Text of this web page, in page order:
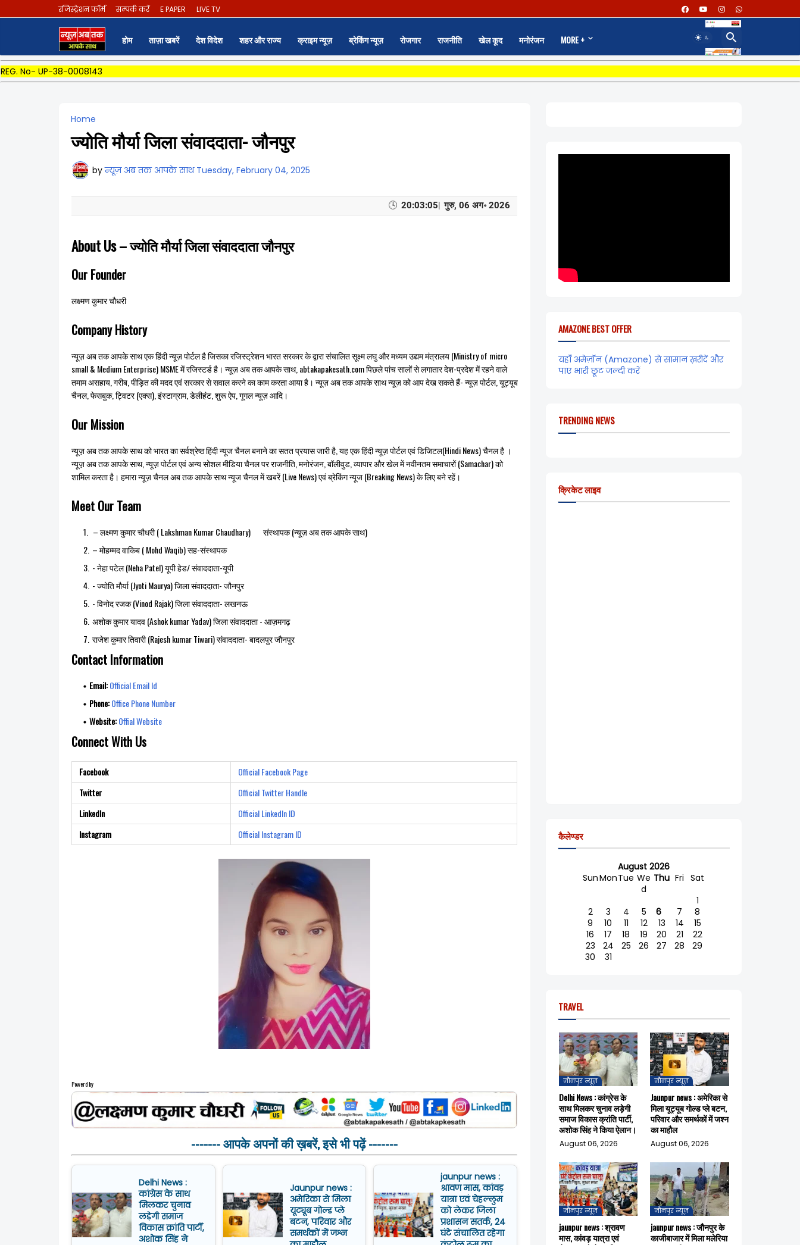
रजिस्ट्रेशन फॉर्म सम्पर्क करें E PAPER LIVE TV
होम ताज़ा खबरें देश विदेश शहर और राज्य क्राइम न्यूज़ ब्रेकिंग न्यूज़ रोजगार राजनीति खेल कूद मनोरंजन MORE +
REG. No- UP-38-0008143
Home
ज्योति मौर्या जिला संवाददाता- जौनपुर
by न्यूज़ अब तक आपके साथ Tuesday, February 04, 2025
🕓 20:03:06| गुरु, 06 अग॰ 2026
About Us –ज्योति मौर्या जिला संवाददाता जौनपुर
Our Founder
लक्ष्मण कुमार चौधरी
Company History
न्यूज़ अब तक आपके साथ एक हिंदी न्यूज़ पोर्टल है जिसका रजिस्ट्रेशन भारत सरकार के द्वारा संचालित सूक्ष्म लघु और मध्यम उद्यम मंत्रालय (Ministry of micro
small & Medium Enterprise) MSME में रजिस्टर्ड है। न्यूज़ अब तक आपके साथ, abtakapakesath.com पिछले पांच सालों से लगातार देश-प्रदेश में रहने वाले
तमाम असहाय, गरीब, पीड़ित की मदद एवं सरकार से सवाल करने का काम करता आया है। न्यूज़ अब तक आपके साथ न्यूज़ को आप देख सकते हैं- न्यूज़ पोर्टल, यूट्यूब
चैनल, फेसबुक, ट्विटर (एक्स), इंस्टाग्राम, डेलीहंट, शुरू ऐप, गूगल न्यूज़ आदि।
Our Mission
न्यूज़ अब तक आपके साथ को भारत का सर्वश्रेष्ठ हिंदी न्‍यूज चैनल बनाने का सतत प्रयास जारी है, यह एक हिंदी न्यूज़ पोर्टल एवं डिजिटल(Hindi News) चैनल है ।
न्यूज़ अब तक आपके साथ, न्यूज़ पोर्टल एवं अन्य सोशल मीडिया चैनल पर राजनीति, मनोरंजन, बॉलीवुड, व्यापार और खेल में नवीनतम समाचारों (Samachar) को
शामिल करता है। हमारा न्यूज़ चैनल अब तक आपके साथ न्‍यूज चैनल में खबरें (Live News) एवं ब्रेकिंग न्यूज (Breaking News) के लिए बने रहें।
Meet Our Team
– लक्ष्मण कुमार चौधरी ( Lakshman Kumar Chaudhary) संस्थापक (न्यूज़ अब तक आपके साथ)
– मोहम्मद वाकिब ( Mohd Waqib) सह-संस्थापक
- नेहा पटेल (Neha Patel) यूपी हेड/ संवाददाता-यूपी
- ज्योति मौर्या (Jyoti Maurya) जिला संवाददाता- जौनपुर
- विनोद रजक (Vinod Rajak) जिला संवाददाता- लखनऊ
अशोक कुमार यादव (Ashok kumar Yadav) जिला संवाददाता - आज़मगढ़
राजेश कुमार तिवारी (Rajesh kumar Tiwari) संवाददाता- बादलपुर जौनपुर
Contact Information
Email: Official Email Id
Phone: Office Phone Number
Website: Offial Website
Connect With Us
Facebook
Official Facebook Page
Twitter
Official Twitter Handle
LinkedIn
Official LinkedIn ID
Instagram
Official Instagram ID
Powerd by
------- आपके अपनों की ख़बरें, इसे भी पढ़ें -------
Delhi News :
कांग्रेस के साथ
मिलकर चुनाव
लड़ेगी समाज
विकास क्रांति पार्टी,
अशोक सिंह ने
Jaunpur news :
अमेरिका से मिला
यूट्यूब गोल्ड प्ले
बटन, परिवार और
समर्थकों में जश्न
jaunpur news :
श्रावण मास, कांवड़
यात्रा एवं चेहल्लुम
को लेकर जिला
प्रशासन सतर्क, 24
घंटे संचालित रहेगा
AMAZONE BEST OFFER
यहाँ अमेज़ॉन (Amazone) से सामान ख़रीदें और
पाए भारी छूट जल्दी करें
TRENDING NEWS
क्रिकेट लाइव
कैलेण्डर
August 2026
SunMonTue We
d
Thu Fri Sat
1
2
3 4 5 6 7
8
9
10 11 12 13 14
15
16
17 18 19 20 21
22
23
24 25 26 27 28
29
30
31
TRAVEL
जौनपुर न्यूज़
Delhi News : कांग्रेस के
साथ मिलकर चुनाव लड़ेगी
समाज विकास क्रांति पार्टी,
अशोक सिंह ने किया ऐलान।
August 06, 2026
जौनपुर न्यूज़
Jaunpur news : अमेरिका से
मिला यूट्यूब गोल्ड प्ले बटन,
परिवार और समर्थकों में जश्न
का माहौल
August 06, 2026
जौनपुर न्यूज़
jaunpur news : श्रावण
मास, कांवड़ यात्रा एवं
जौनपुर न्यूज़
jaunpur news : जौनपुर के
काजीबाजार में मिला मलेरिया